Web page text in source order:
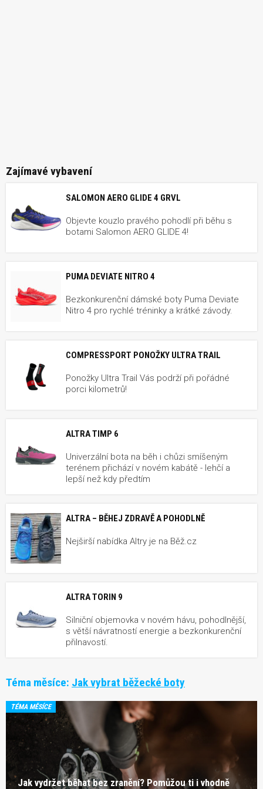
Zajímavé vybavení
SALOMON AERO GLIDE 4 GRVL
Objevte kouzlo pravého pohodlí při běhu s
botami Salomon AERO GLIDE 4!
PUMA DEVIATE NITRO 4
Bezkonkurenční dámské boty Puma Deviate
Nitro 4 pro rychlé tréninky a krátké závody.
COMPRESSPORT PONOŽKY ULTRA TRAIL
Ponožky Ultra Trail Vás podrží při pořádné
porci kilometrů!
ALTRA TIMP 6
Univerzální bota na běh i chůzi smíšeným
terénem přichází v novém kabátě - lehčí a
lepší než kdy předtím
ALTRA – BĚHEJ ZDRAVĚ A POHODLNĚ
Nejširší nabídka Altry je na Běž.cz
ALTRA TORIN 9
Silniční objemovka v novém hávu, pohodlnější,
s větší návratností energie a bezkonkurenční
přilnavostí.
Téma měsíce: Jak vybrat běžecké boty
TÉMA MĚSÍCE
Jak vydržet běhat bez zranění? Pomůžou ti i vhodně